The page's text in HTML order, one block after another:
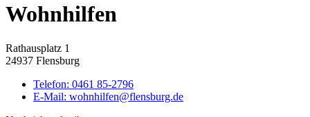
Wohnhilfen
Rathausplatz 1
24937 Flensburg
Telefon: 0461 85-2796
E-Mail: wohnhilfen@flensburg.de